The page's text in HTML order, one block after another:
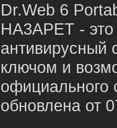
Dr.Web 6
HA3APET -
антивирусный
ключом и
официального
обновлена от